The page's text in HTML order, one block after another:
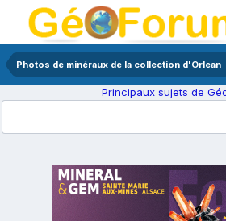
Photos de minéraux de la collection d'Orlean
Principaux sujets de